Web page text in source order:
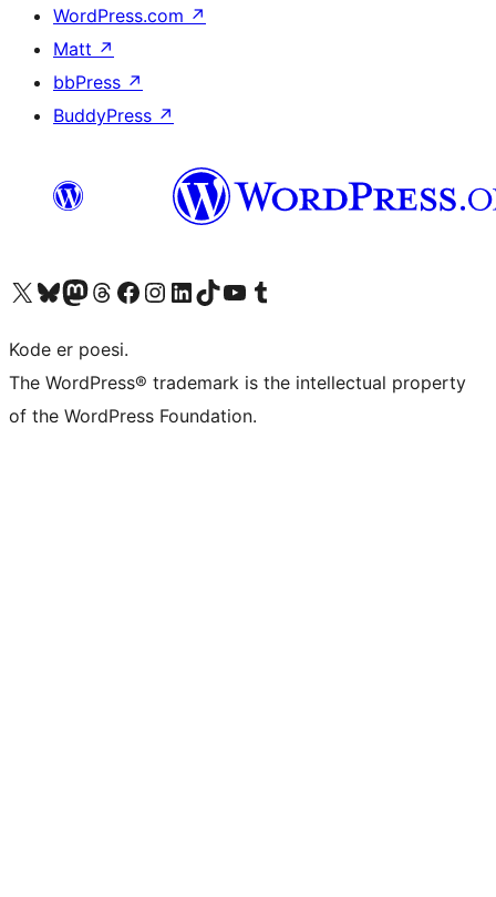
WordPress.com ↗
Matt ↗
bbPress ↗
BuddyPress ↗
Besøg vores X (tidligere Twitter) konto
Besøg vores Bluesky-konto
Besøg vores Mastodon konto
Besøg vores Threads-konto
Besøg vores Facebook sideBesøg vores Instagram konto
Besøg vores LinkedIn konto
Besøg vores TikTok-konto
Besøg vores YouTube-kanalBesøg vores Tumblr-konto
Kode er poesi.
The WordPress® trademark is the intellectual property
of the WordPress Foundation.